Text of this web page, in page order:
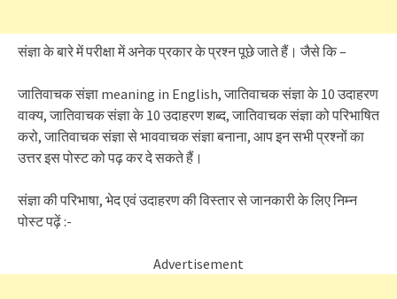
संज्ञा के बारे में परीक्षा में अनेक प्रकार के प्रश्न पूछे जाते हैं। जैसे कि –
जातिवाचक संज्ञा meaning in English, जातिवाचक संज्ञा के 10 उदाहरण
वाक्य, जातिवाचक संज्ञा के 10 उदाहरण शब्द, जातिवाचक संज्ञा को परिभाषित
करो, जातिवाचक संज्ञा से भाववाचक संज्ञा बनाना, आप इन सभी प्रश्नों का
उत्तर इस पोस्ट को पढ़ कर दे सकते हैं।
संज्ञा की परिभाषा, भेद एवं उदाहरण की विस्तार से जानकारी के लिए निम्न
पोस्ट पढ़ें :-
Advertisement